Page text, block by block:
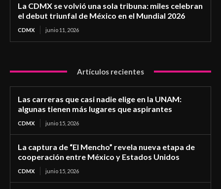
La CDMX se volvió una sola tribuna: miles celebran
el debut triunfal de México en el Mundial 2026
CDMX junio 11, 2026
Artículos recientes
Las carreras que casi nadie elige en la UNAM:
algunas tienen más lugares que aspirantes
CDMX junio 15, 2026
La captura de “El Mencho” revela nueva etapa de
cooperación entre México y Estados Unidos
CDMX junio 15, 2026